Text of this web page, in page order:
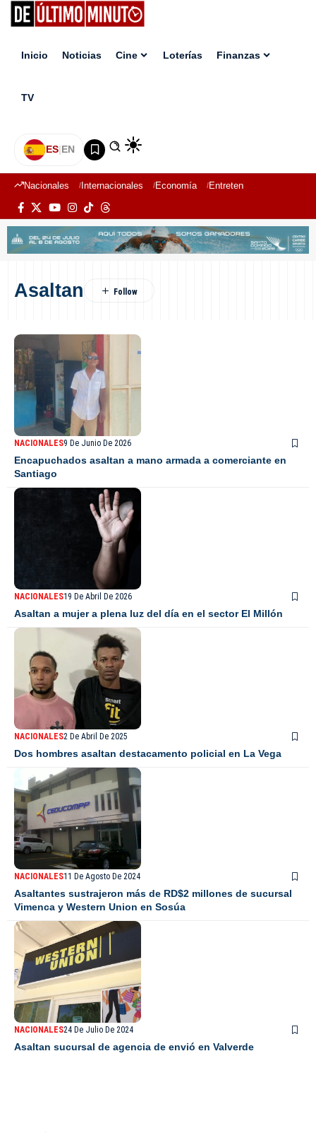
Inicio Noticias Cine Loterías Finanzas
TV
ES|EN
Nacionales Internacionales Economía Entretenimiento
Asaltan
NACIONALES9 De Junio De 2026
Encapuchados asaltan a mano armada a comerciante en
Santiago
NACIONALES19 De Abril De 2026
Asaltan a mujer a plena luz del día en el sector El Millón
NACIONALES2 De Abril De 2025
Dos hombres asaltan destacamento policial en La Vega
NACIONALES11 De Agosto De 2024
Asaltantes sustrajeron más de RD$2 millones de sucursal
Vimenca y Western Union en Sosúa
NACIONALES24 De Julio De 2024
Asaltan sucursal de agencia de envió en Valverde